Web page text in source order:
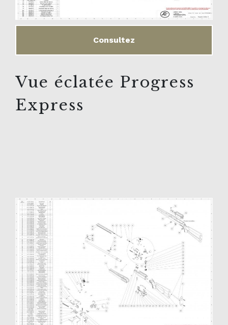
Consultez
Vue éclatée Progress
Express